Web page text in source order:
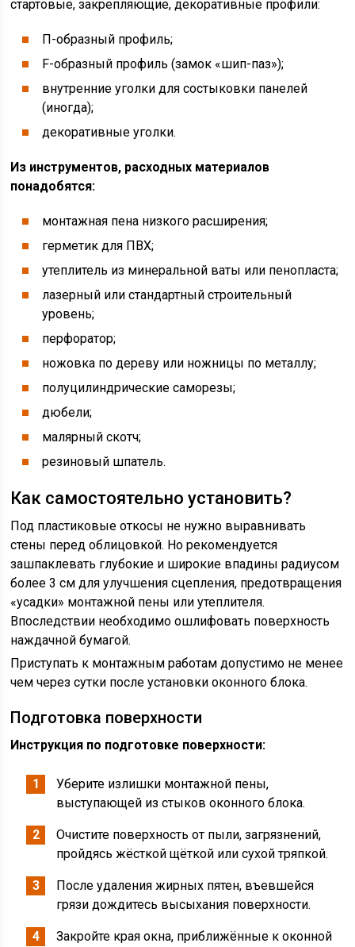
стартовые, закрепляющие, декоративные профили:
П-образный профиль;
F-образный профиль (замок «шип-паз»);
внутренние уголки для состыковки панелей
(иногда);
декоративные уголки.
Из инструментов, расходных материалов
понадобятся:
монтажная пена низкого расширения;
герметик для ПВХ;
утеплитель из минеральной ваты или пенопласта;
лазерный или стандартный строительный
уровень;
перфоратор;
ножовка по дереву или ножницы по металлу;
полуцилиндрические саморезы;
дюбели;
малярный скотч;
резиновый шпатель.
Как самостоятельно установить?
Под пластиковые откосы не нужно выравнивать
стены перед облицовкой. Но рекомендуется
зашпаклевать глубокие и широкие впадины радиусом
более 3 см для улучшения сцепления, предотвращения
«усадки» монтажной пены или утеплителя.
Впоследствии необходимо ошлифовать поверхность
наждачной бумагой.
Приступать к монтажным работам допустимо не менее
чем через сутки после установки оконного блока.
Подготовка поверхности
Инструкция по подготовке поверхности:
Уберите излишки монтажной пены,
выступающей из стыков оконного блока.
Очистите поверхность от пыли, загрязнений,
пройдясь жёсткой щёткой или сухой тряпкой.
После удаления жирных пятен, въевшейся
грязи дождитесь высыхания поверхности.
Закройте края окна, приближённые к оконной